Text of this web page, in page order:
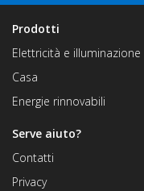
Prodotti
Elettricità e illuminazione
Casa
Energie rinnovabili
Serve aiuto?
Contatti
Privacy